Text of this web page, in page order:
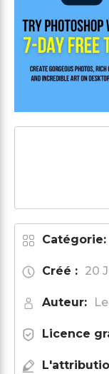
Catégorie:
Créé : 20
Auteur:
Licence